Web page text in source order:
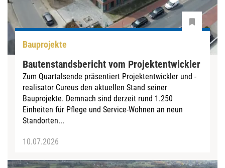
Bauprojekte
Bautenstandsbericht vom Projektentwickler
Zum Quartalsende präsentiert Projektentwickler und -
realisator Cureus den aktuellen Stand seiner
Bauprojekte. Demnach sind derzeit rund 1.250
Einheiten für Pflege und Service-Wohnen an neun
Standorten...
10.07.2026